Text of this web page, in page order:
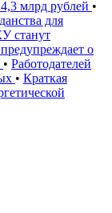
млрд рублей •
для
станут
о
• Работодателей
• Краткая